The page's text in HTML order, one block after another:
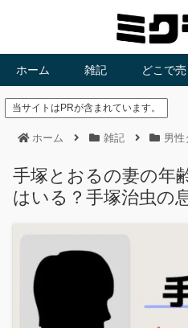
ホーム 雑記 どこで
当サイトはPRが含まれています。
ホーム 雑記 男性
手塚とおるの妻の年
はいる？手塚治虫の